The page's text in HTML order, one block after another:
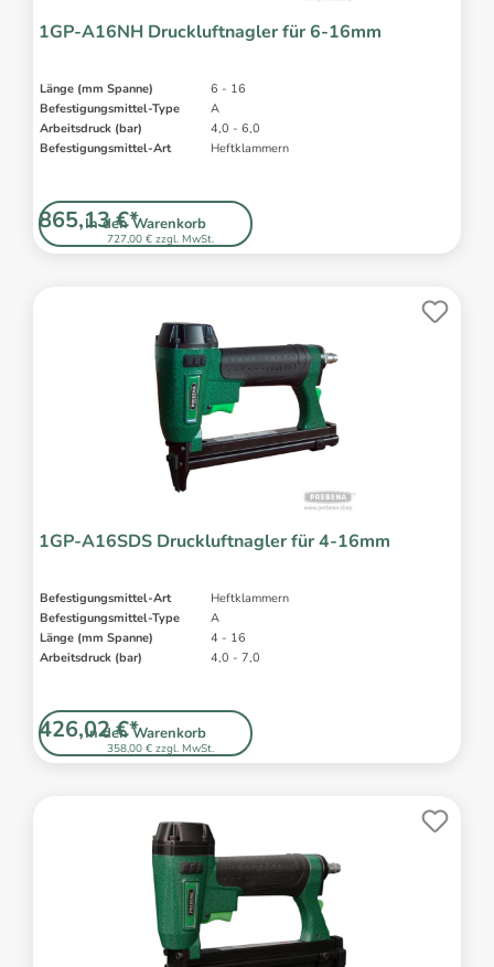
1GP-A16NH Druckluftnagler für 6-16mm
Länge (mm Spanne)
6 - 16
Befestigungsmittel-Type
A
Arbeitsdruck (bar)
4,0 - 6,0
Befestigungsmittel-Art
Heftklammern
In den Warenkorb
727,00 € zzgl. MwSt.
865,13 €*
1GP-A16SDS Druckluftnagler für 4-16mm
Befestigungsmittel-Art
Heftklammern
Befestigungsmittel-Type
A
Länge (mm Spanne)
4 - 16
Arbeitsdruck (bar)
4,0 - 7,0
In den Warenkorb
358,00 € zzgl. MwSt.
426,02 €*